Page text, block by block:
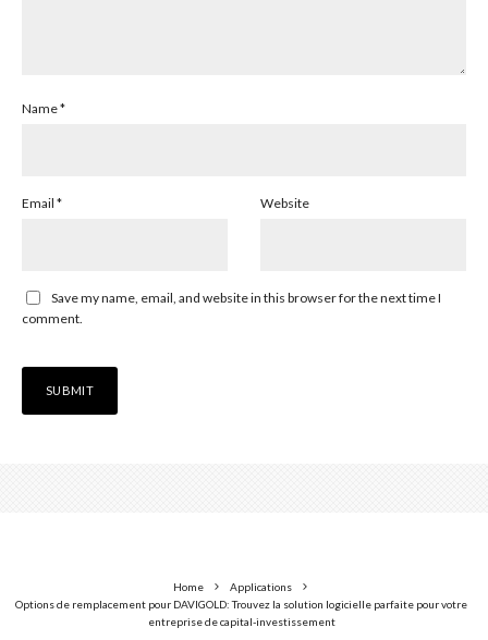
Name*
Email * Website
Save my name, email, and website in this browser for the next time I
comment.
Home
Applications
Options de remplacement pour DAVIGOLD: Trouvez la solution logicielle parfaite pour votre
entreprise de capital-investissement